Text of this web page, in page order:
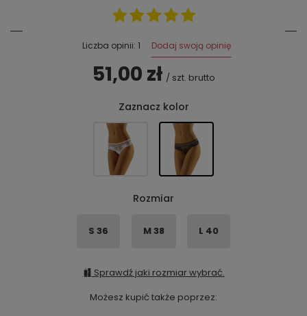
Liczba opinii: 1 Dodaj swoją opinię
51,00 zł / szt. brutto
Zaznacz kolor
Rozmiar
S 36 M 38 L 40
Sprawdź jaki rozmiar wybrać.
Możesz kupić także poprzez: